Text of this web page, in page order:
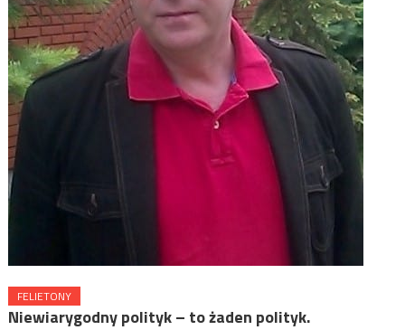
FELIETONY
Niewiarygodny polityk – to żaden polityk.